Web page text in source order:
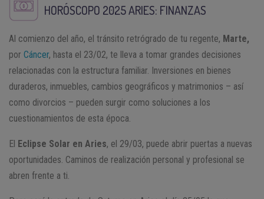
HORÓSCOPO 2025ARIES: FINANZAS
Al comienzo del año, el tránsito retrógrado de tu regente, Marte,
por Cáncer, hasta el 23/02, te lleva a tomar grandes decisiones
relacionadas con la estructura familiar. Inversiones en bienes
duraderos, inmuebles, cambios geográficos y matrimonios – así
como divorcios – pueden surgir como soluciones a los
cuestionamientos de esta época.
El Eclipse Solar en Aries, el 29/03, puede abrir puertas a nuevas
oportunidades. Caminos de realización personal y profesional se
abren frente a ti.